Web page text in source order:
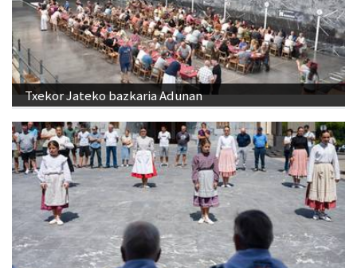
Txekor Jateko bazkaria Adunan